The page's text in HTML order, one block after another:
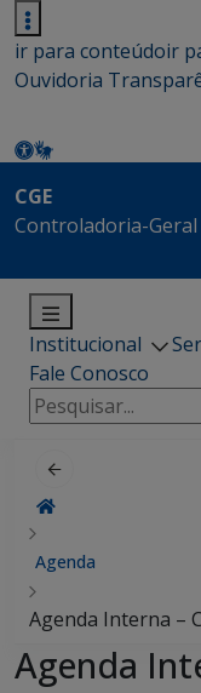
ir para conteúdoir
Ouvidoria
CGE
Controladoria-Geral
Institucional
Fale Conosco
Pesquisar
por:
Agenda
Agenda Interna –
Agenda